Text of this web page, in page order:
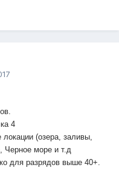
4
(озера, заливы,
Черное море и т.д
для разрядов выше 40+.